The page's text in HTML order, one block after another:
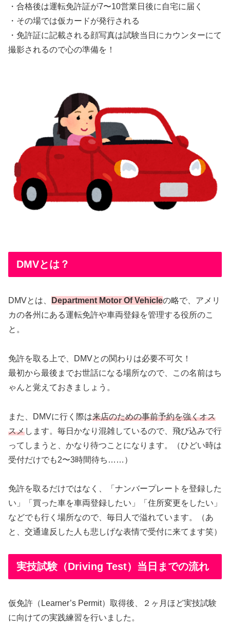
・合格後は運転免許証が7〜10営業日後に自宅に届く
・その場では仮カードが発行される
・免許証に記載される顔写真は試験当日にカウンターにて
撮影されるので心の準備を！
DMVとは？
DMVとは、 Department Motor Of Vehicleの略で、アメリ
カの各州にある運転免許や車両登録を管理する役所のこ
と。
免許を取る上で、DMVとの関わりは必要不可欠！
最初から最後までお世話になる場所なので、この名前はち
ゃんと覚えておきましょう。
また、DMVに行く際は来店のための事前予約を強くオス
スメします。毎日かなり混雑しているので、飛び込みで行
ってしまうと、かなり待つことになります。（ひどい時は
受付だけでも2〜3時間待ち……）
免許を取るだけではなく、「ナンバープレートを登録した
い」「買った車を車両登録したい」「住所変更をしたい」
などでも行く場所なので、毎日人で溢れています。（あ
と、交通違反した人も悲しげな表情で受付に来てます笑）
実技試験（Driving Test）当日までの流れ
仮免許（Learner’s Permit）取得後、２ヶ月ほど実技試験
に向けての実践練習を行いました。